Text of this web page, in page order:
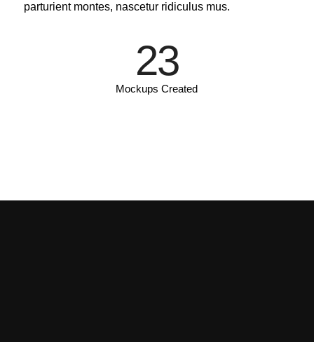
parturient montes, nascetur ridiculus mus.
23
Mockups Created